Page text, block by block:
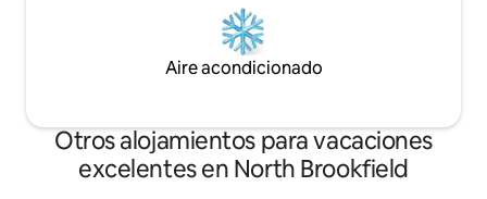
Aire acondicionado
Otros alojamientos para vacaciones
excelentes en North Brookfield